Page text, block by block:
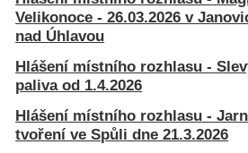
Velikonoce - 26.03.2026 v
nad Úhlavou
Hlášení místního rozhlasu -
paliva od 1.4.2026
Hlášení místního rozhlasu -
tvoření ve Spůli dne 21.3.2026